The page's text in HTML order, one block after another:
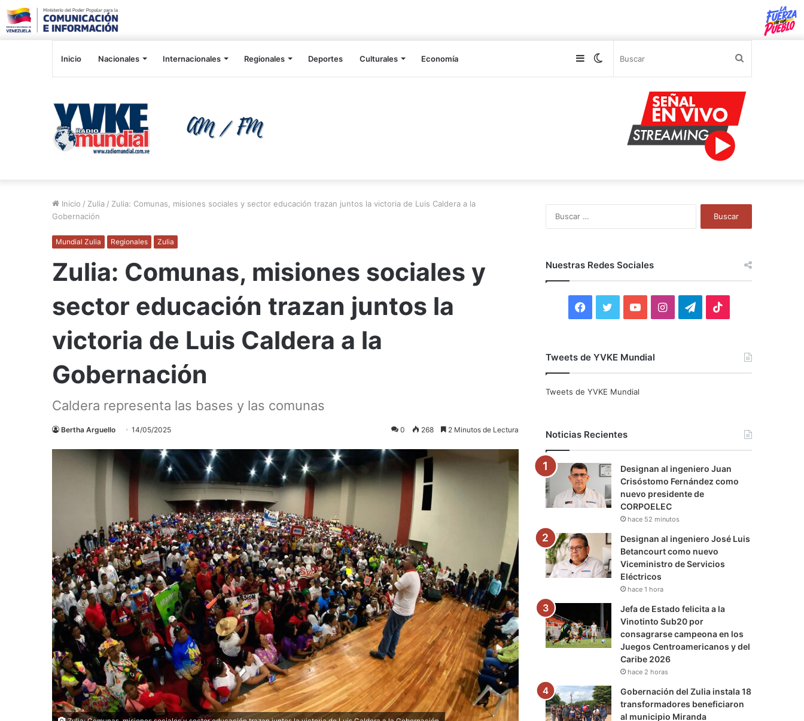
Inicio Nacionales Internacionales Regionales Deportes Culturales Economía Switch
Sidebar
Inicio / Zulia / Zulia: Comunas, misiones sociales y sector educación trazan juntos la victoria de Luis Caldera a la
Gobernación
Mundial Zulia Regionales Zulia
Zulia: Comunas, misiones sociales y
sector educación trazan juntos la
victoria de Luis Caldera a la
Gobernación
Caldera representa las bases y las comunas
Bertha Arguello 14/05/2025 0 268 2 Minutos de Lectura
Nuestras Redes Sociales
F
c
o
k
i
r
Y
u
e
I
r
a
m
T
a
m
Tweets de YVKE Mundial
Tweets de YVKE Mundial
Noticias Recientes
Designan al ingeniero Juan
Crisóstomo Fernández como
nuevo presidente de
CORPOELEC
hace 52 minutos
Designan al ingeniero José Luis
Betancourt como nuevo
Viceministro de Servicios
Eléctricos
hace 1 hora
Jefa de Estado felicita a la
Vinotinto Sub20 por
consagrarse campeona en los
Juegos Centroamericanos y del
Caribe 2026
hace 2 horas
Gobernación del Zulia instala 18
transformadores beneficiaron
al municipio Miranda